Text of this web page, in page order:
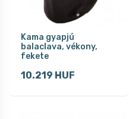
Kama gyapjú
balaclava, vékony,
fekete
10.219 HUF